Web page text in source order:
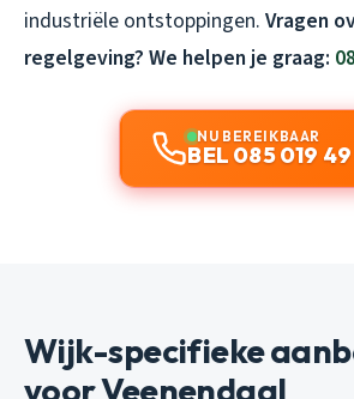
industriële ontstoppingen. Vragen
regelgeving? We helpen je graag:
NU BEREIKBAAR
BEL 085 019
Wijk-specifieke
voor Veenendaal